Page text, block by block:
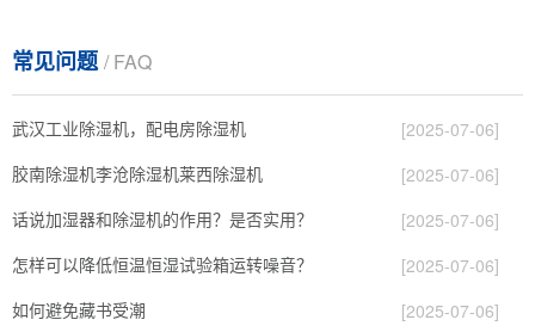
常见问题/ FAQ
武汉工业除湿机，配电房除湿机
[2025-07-06]
胶南除湿机李沧除湿机莱西除湿机
[2025-07-06]
话说加湿器和除湿机的作用？是否实用？
[2025-07-06]
怎样可以降低恒温恒湿试验箱运转噪音？
[2025-07-06]
如何避免藏书受潮
[2025-07-06]